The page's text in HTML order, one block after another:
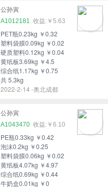
公孙寅
A1012181
￥5.63
PET瓶0.23kg ￥0.32
塑料袋膜0.09kg ￥0.02
硬质塑料0.12kg ￥0.04
黄纸板3.69kg ￥4.5
综合纸1.17kg ￥0.75
共 5.3kg
2022-2-14 -奥北成都
公孙寅
A1043470
￥6.10
PE瓶0.33kg ￥0.42
泡沫0.2kg ￥0.25
塑料袋膜0.06kg ￥0.02
黄纸板4.07kg ￥4.97
综合纸0.69kg ￥0.44
牛奶盒0.01kg ￥0